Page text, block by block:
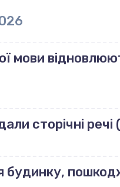
мови
сторічні
будинку,